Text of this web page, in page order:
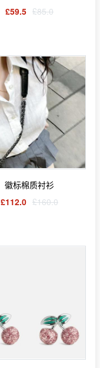
£59.5 £85.0
徽标棉质衬衫
£112.0 £160.0